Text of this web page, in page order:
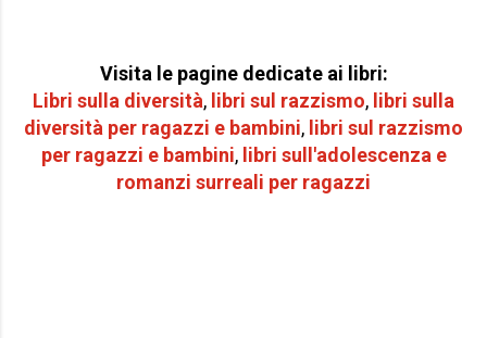
Visita le pagine dedicate ai libri:
Libri sulla diversità, libri sul razzismo, libri sulla
diversità per ragazzi e bambini, libri sul razzismo
per ragazzi e bambini, libri sull'adolescenza e
romanzi surreali per ragazzi